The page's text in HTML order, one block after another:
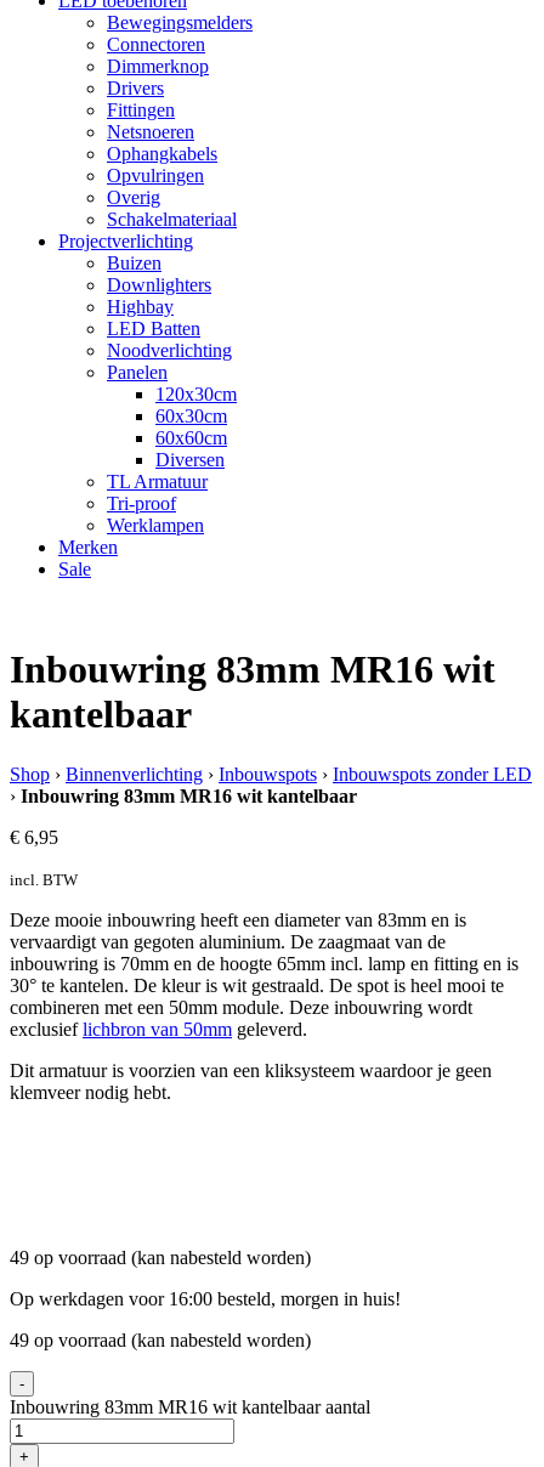
Bewegingsmelders
Connectoren
Dimmerknop
Drivers
Fittingen
Netsnoeren
Ophangkabels
Opvulringen
Overig
Schakelmateriaal
Projectverlichting
Buizen
Downlighters
Highbay
LED Batten
Noodverlichting
Panelen
120x30cm
60x30cm
60x60cm
Diversen
TL Armatuur
Tri-proof
Werklampen
Merken
Sale
Inbouwring 83mm MR16 wit
kantelbaar
Shop › Binnenverlichting › Inbouwspots › Inbouwspots zonder LED
› Inbouwring 83mm MR16 wit kantelbaar
€ 6,95
incl. BTW
Deze mooie inbouwring heeft een diameter van 83mm en is
vervaardigt van gegoten aluminium. De zaagmaat van de
inbouwring is 70mm en de hoogte 65mm incl. lamp en fitting en is
30° te kantelen. De kleur is wit gestraald. De spot is heel mooi te
combineren met een 50mm module. Deze inbouwring wordt
exclusieflichbron van 50mm geleverd.
Dit armatuur is voorzien van een kliksysteem waardoor je geen
klemveer nodig hebt.
49 op voorraad (kan nabesteld worden)
Op werkdagen voor 16:00 besteld, morgen in huis!
49 op voorraad (kan nabesteld worden)
-
Inbouwring 83mm MR16 wit kantelbaar aantal
+